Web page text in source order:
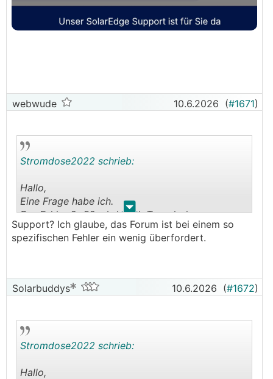
webwude 10.6.2026 (#1671)
. .
Stromdose2022 schrieb:
Hallo,
Eine Frage habe ich.
Der Fehler 8x58 wird nach Tausch des
Wechselrichters angezeigt. Die Messung sagt
-1%
erkannt.
Support? Ich glaube, das Forum ist bei einem so
spezifischen Fehler ein wenig überfordert.
Solarbuddys 10.6.2026 (#1672)
Stromdose2022 schrieb:
Hallo,